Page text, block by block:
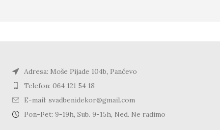
Adresa: Moše Pijade 104b, Pančevo
Telefon: 064 121 54 18
E-mail: svadbenidekor@gmail.com
Pon-Pet: 9-19h, Sub. 9-15h, Ned. Ne radimo